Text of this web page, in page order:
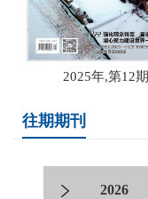
2025年,第12期
往期期刊
2026